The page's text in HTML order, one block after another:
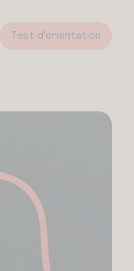
Test d'orientation